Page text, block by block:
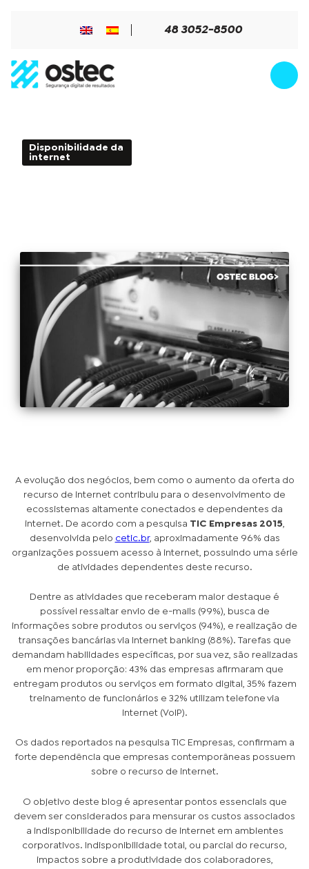
48 3052-8500
Disponibilidade da
internet
A evolução dos negócios, bem como o aumento da oferta do
recurso de internet contribuiu para o desenvolvimento de
ecossistemas altamente conectados e dependentes da
internet. De acordo com a pesquisa TIC Empresas 2015
desenvolvida pelo cetic.br, aproximadamente 96% das
organizações possuem acesso à internet, possuindo uma série
de atividades dependentes deste recurso.
Dentre as atividades que receberam maior destaque é
possível ressaltar envio de e-mails (99%), busca de
informações sobre produtos ou serviços (94%), e realização de
transações bancárias via Internet banking (88%). Tarefas que
demandam habilidades específicas, por sua vez, são realizadas
em menor proporção: 43% das empresas afirmaram que
entregam produtos ou serviços em formato digital, 35% fazem
treinamento de funcionários e 32% utilizam telefone via
internet (VoIP).
Os dados reportados na pesquisa TIC Empresas, confirmam a
forte dependência que empresas contemporâneas possuem
sobre o recurso de internet.
O objetivo deste blog é apresentar pontos essenciais que
devem ser considerados para mensurar os custos associados
a indisponibilidade do recurso de internet em ambientes
corporativos. Indisponibilidade total, ou parcial do recurso,
impactos sobre a produtividade dos colaboradores,